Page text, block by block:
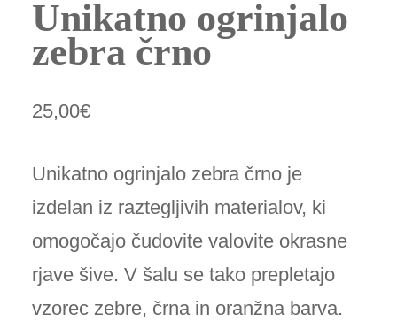
Unikatno ogrinjalo
zebra črno
25,00€
Unikatno ogrinjalo zebra črno je
izdelan iz raztegljivih materialov, ki
omogočajo čudovite valovite okrasne
rjave šive. V šalu se tako prepletajo
vzorec zebre, črna in oranžna barva.